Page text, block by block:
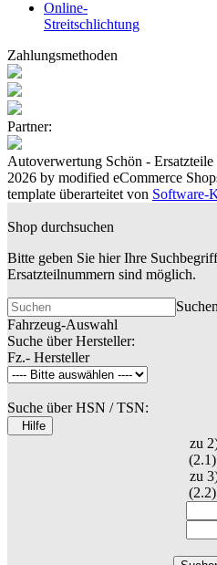
Online-
Streitschlichtung
Zahlungsmethoden
Partner:
Autoverwertung Schön -
2026 by modified eCommerce
template überarteitet von Software-
Shop durchsuchen
Bitte geben Sie hier Ihre
Ersatzteilnummern sind möglich.
Suchen
Fahrzeug-Auswahl
Suche über Hersteller:
Fz.- Hersteller
Suche über HSN / TSN:
Hilfe
zu
zu